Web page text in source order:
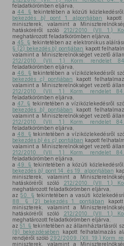
feladatkörömben eljárva,
a44. § tekintetében a közúti
bekezdés b) pont 1. alpontjában
kapott
miniszterek, valamint a
hatásköréről szóló
212/2010. (VII. 1.)
meghatározott feladatkörömben eljárva,
a 45. § tekintetében az elektronikus
§ (2) bekezdésb) pontjában kapott
valamint a Miniszterelnökséget vezető
212/2010. (VII. 1.) Korm. rendelet
feladatkörömben eljárva,
a 46. § tekintetében a víziközlekedésről
bekezdés c) pontjában
kapott
valamint a Miniszterelnökséget vezető
212/2010. (VII. 1.) Korm. rendelet
feladatkörömben eljárva,
a 47. § tekintetében a víziközlekedésről
bekezdés b) pontjában
kapott
valamint a Miniszterelnökséget vezető
212/2010. (VII. 1.) Korm. rendelet
feladatkörömben eljárva,
a 48. § tekintetében a víziközlekedésről
bekezdésb) és c) pontjában kapott
valamint a Miniszterelnökséget vezető
212/2010. (VII. 1.) Korm. rendelet
feladatkörömben eljárva,
a49. § tekintetében a közúti
bekezdésb) pont 14. és 19. alpontjában
miniszterek, valamint a
hatásköréről szóló
212/2010. (VII. 1.)
meghatározott feladatkörömben eljárva,
az50. § tekintetében a vasúti
88. § (2) bekezdés 1. pontjában
miniszterek, valamint a
hatásköréről szóló
212/2010. (VII. 1.)
meghatározott feladatkörömben eljárva,
az51. § tekintetében az államháztartásról
(9) bekezdésében kapott felhatalmazás
rendjéről szóló 292/2009. (XII. 19.) Korm.
miniszterek, valamint a